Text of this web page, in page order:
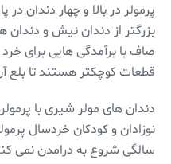
پرمولر در بالا و چهار دندان
بزرگتر از دندان نیش و دندان
صاف با برآمدگی هایی برای
قطعات کوچکتر هستند تا بلع
دندان های مولر شیری با
سالگی شروع به درامدن نمی